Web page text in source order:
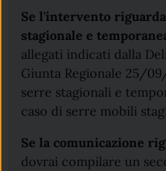
Se l'intervento
stagionale e
allegati indicati dalla
Giunta Regionale 25/
serre stagionali e
caso di serre mobili
Se la comunicazione
dovrai compilare un